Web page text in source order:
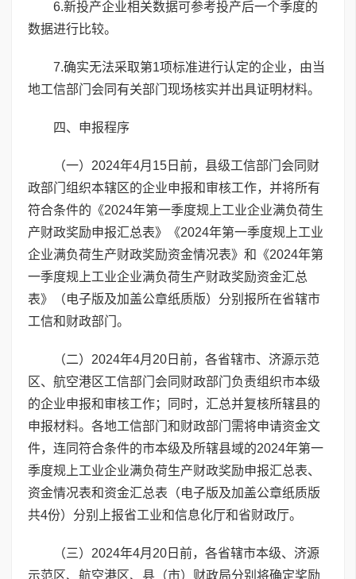
6.新投产企业相关数据可参考投产后一个季度的
数据进行比较。
7.确实无法采取第1项标准进行认定的企业，由当
地工信部门会同有关部门现场核实并出具证明材料。
四、申报程序
（一）2024年4月15日前，县级工信部门会同财
政部门组织本辖区的企业申报和审核工作，并将所有
符合条件的《2024年第一季度规上工业企业满负荷生
产财政奖励申报汇总表》《2024年第一季度规上工业
企业满负荷生产财政奖励资金情况表》和《2024年第
一季度规上工业企业满负荷生产财政奖励资金汇总
表》（电子版及加盖公章纸质版）分别报所在省辖市
工信和财政部门。
（二）2024年4月20日前，各省辖市、济源示范
区、航空港区工信部门会同财政部门负责组织市本级
的企业申报和审核工作；同时，汇总并复核所辖县的
申报材料。各地工信部门和财政部门需将申请资金文
件，连同符合条件的市本级及所辖县域的2024年第一
季度规上工业企业满负荷生产财政奖励申报汇总表、
资金情况表和资金汇总表（电子版及加盖公章纸质版
共4份）分别上报省工业和信息化厅和省财政厅。
（三）2024年4月20日前，各省辖市本级、济源
示范区、航空港区、县（市）财政局分别将确定奖励